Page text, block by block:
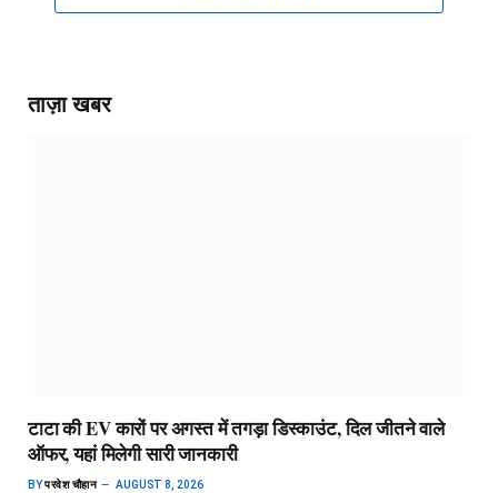
ताज़ा खबर
टाटा की EV कारों पर अगस्त में तगड़ा डिस्काउंट, दिल जीतने वाले
ऑफर, यहां मिलेगी सारी जानकारी
BYपरवेश चौहान AUGUST 8, 2026